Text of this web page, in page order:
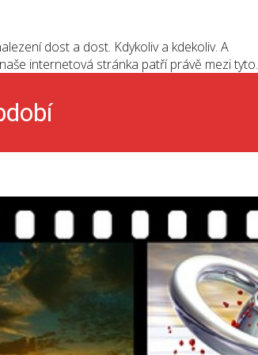
dost a dost. Kdykoliv a kdekoliv. A
internetová stránka patří právě mezi tyto.